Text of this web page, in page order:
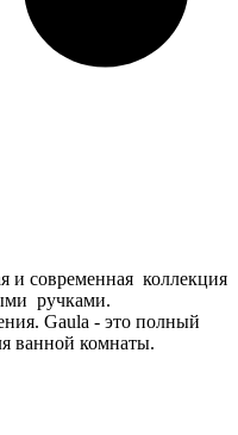
и современная коллекция
ручками.
Gaula - это полный
ванной комнаты.